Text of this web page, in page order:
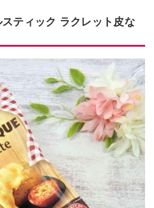
ティック ラクレット皮な